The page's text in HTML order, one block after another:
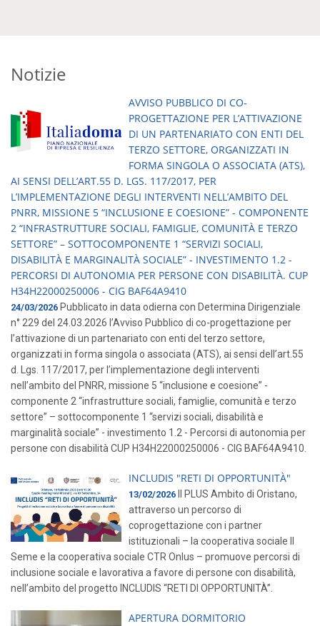
Notizie
AVVISO PUBBLICO DI CO-
PROGETTAZIONE PER L’ATTIVAZIONE
DI UN PARTENARIATO CON ENTI DEL
TERZO SETTORE, ORGANIZZATI IN
FORMA SINGOLA O ASSOCIATA (ATS),
AI SENSI DELL’ART.55 D. LGS. 117/2017, PER
L’IMPLEMENTAZIONE DEGLI INTERVENTI NELL’AMBITO DEL
PNRR, MISSIONE 5 “INCLUSIONE E COESIONE” - COMPONENTE
2 “INFRASTRUTTURE SOCIALI, FAMIGLIE, COMUNITÀ E TERZO
SETTORE” – SOTTOCOMPONENTE 1 “SERVIZI SOCIALI,
DISABILITÀ E MARGINALITÀ SOCIALE” - INVESTIMENTO 1.2 -
PERCORSI DI AUTONOMIA PER PERSONE CON DISABILITÀ. CUP
H34H22000250006 - CIG BAF64A9410
24/03/2026 Pubblicato in data odierna con Determina Dirigenziale
n° 229 del 24.03.2026 l’Avviso Pubblico di co-progettazione per
l’attivazione di un partenariato con enti del terzo settore,
organizzati in forma singola o associata (ATS), ai sensi dell’art.55
d. Lgs. 117/2017, per l’implementazione degli interventi
nell’ambito del PNRR, missione 5 “inclusione e coesione” -
componente 2 “infrastrutture sociali, famiglie, comunità e terzo
settore” – sottocomponente 1 “servizi sociali, disabilità e
marginalità sociale” - investimento 1.2 - Percorsi di autonomia per
persone con disabilità CUP H34H22000250006 - CIG BAF64A9410.
INCLUDIS "RETI DI OPPORTUNITÀ"
13/02/2026 Il PLUS Ambito di Oristano,
attraverso un percorso di
coprogettazione con i partner
istituzionali – la cooperativa sociale Il
Seme e la cooperativa sociale CTR Onlus – promuove percorsi di
inclusione sociale e lavorativa a favore di persone con disabilità,
nell’ambito del progetto INCLUDIS “RETI DI OPPORTUNITÀ”.
APERTURA DORMITORIO